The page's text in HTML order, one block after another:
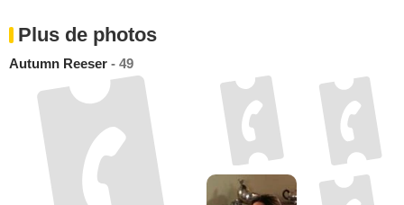
Plus de photos
Autumn Reeser - 49